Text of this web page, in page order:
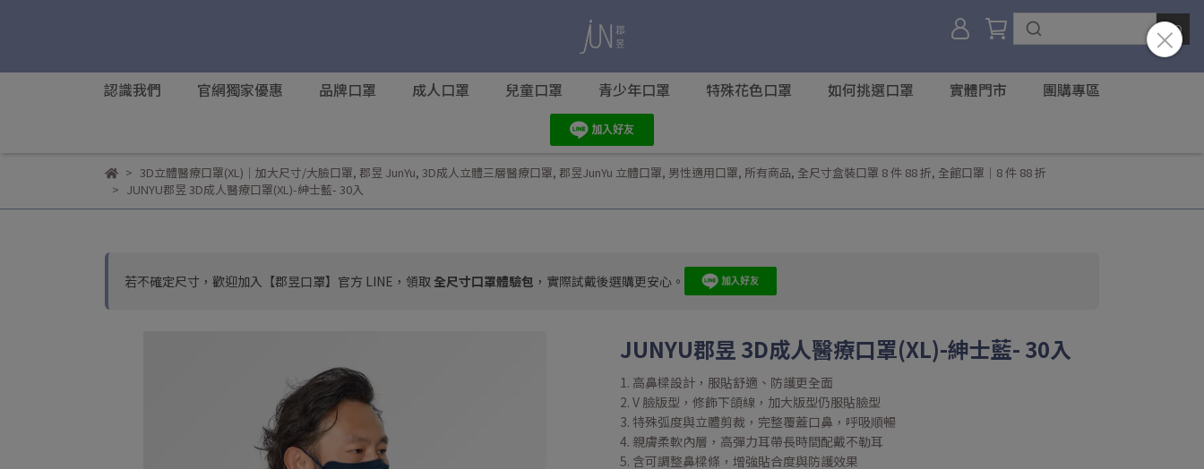
認識我們 官網獨家優惠 品牌口罩 成人口罩 兒童口罩 青少年口罩 特殊花色口罩 如何挑選口罩 實體門市 團購專區
3D立體醫療口罩(XL)｜加大尺寸/大臉口罩, 郡昱 JunYu, 3D成人立體三層醫療口罩, 郡昱JunYu 立體口罩, 男性適用口罩, 所有商品, 全尺寸盒裝口罩 8 件 88 折, 全館口罩｜8 件 88 折
JUNYU郡昱 3D成人醫療口罩(XL)-紳士藍- 30入
若不確定尺寸，歡迎加入【郡昱口罩】官方 LINE，領取 全尺寸口罩體驗包 ，實際試戴後選購更安心。
JUNYU郡昱 3D成人醫療口罩(XL)-紳士藍- 30入
1. 高鼻樑設計，服貼舒適、防護更全面
2. V 臉版型，修飾下頜線，加大版型仍服貼臉型
3. 特殊弧度與立體剪裁，完整覆蓋口鼻，呼吸順暢
4. 親膚柔軟內層，高彈力耳帶長時間配戴不勒耳
5. 含可調整鼻樑條，增強貼合度與防護效果